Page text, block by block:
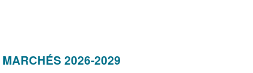
2026-2029